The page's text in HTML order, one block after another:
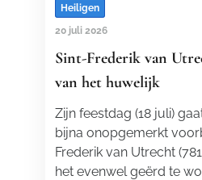
Heiligen
20 juli 2026
Sint-Frederik van
van het huwelijk
Zijn feestdag (18 juli)
bijna onopgemerkt
Frederik van Utrecht
het evenwel geërd te